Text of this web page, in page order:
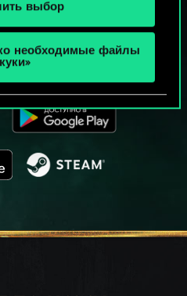
выбор
необходимые файлы
В ГВИНТ?
НА ПК